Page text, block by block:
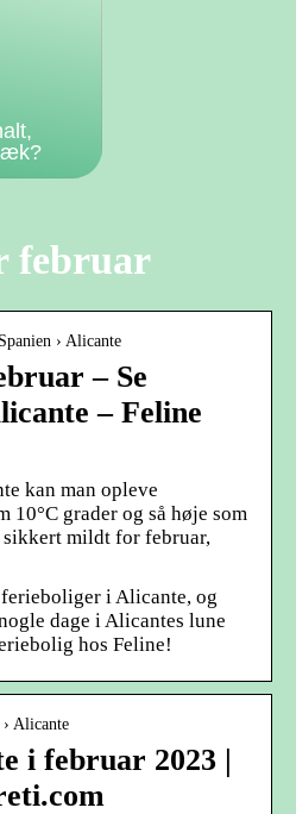
februar
› Alicante
– Se
– Feline
kan man opleve
10°C grader og så høje som
sikkert mildt for februar,
i Alicante, og
dage i Alicantes lune
hos Feline!
Alicante
i februar 2023 |